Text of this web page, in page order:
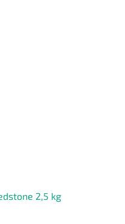
2,5 kg